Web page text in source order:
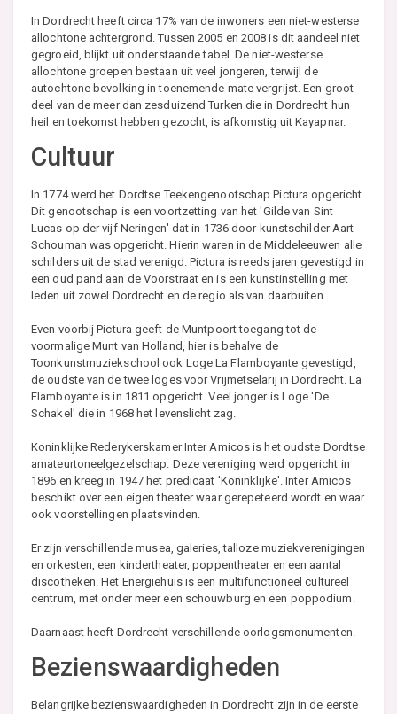
In Dordrecht heeft circa 17% van de inwoners een niet-westerse
allochtone achtergrond. Tussen 2005 en 2008 is dit aandeel niet
gegroeid, blijkt uit onderstaande tabel. De niet-westerse
allochtone groepen bestaan uit veel jongeren, terwijl de
autochtone bevolking in toenemende mate vergrijst. Een groot
deel van de meer dan zesduizend Turken die in Dordrecht hun
heil en toekomst hebben gezocht, is afkomstig uit Kayapnar.
Cultuur
In 1774 werd het Dordtse Teekengenootschap Pictura opgericht.
Dit genootschap is een voortzetting van het 'Gilde van Sint
Lucas op der vijf Neringen' dat in 1736 door kunstschilder Aart
Schouman was opgericht. Hierin waren in de Middeleeuwen alle
schilders uit de stad verenigd. Pictura is reeds jaren gevestigd in
een oud pand aan de Voorstraat en is een kunstinstelling met
leden uit zowel Dordrecht en de regio als van daarbuiten.
Even voorbij Pictura geeft de Muntpoort toegang tot de
voormalige Munt van Holland, hier is behalve de
Toonkunstmuziekschool ook Loge La Flamboyante gevestigd,
de oudste van de twee loges voor Vrijmetselarij in Dordrecht. La
Flamboyante is in 1811 opgericht. Veel jonger is Loge 'De
Schakel' die in 1968 het levenslicht zag.
Koninklijke Rederykerskamer Inter Amicos is het oudste Dordtse
amateurtoneelgezelschap. Deze vereniging werd opgericht in
1896 en kreeg in 1947 het predicaat 'Koninklijke'. Inter Amicos
beschikt over een eigen theater waar gerepeteerd wordt en waar
ook voorstellingen plaatsvinden.
Er zijn verschillende musea, galeries, talloze muziekverenigingen
en orkesten, een kindertheater, poppentheater en een aantal
discotheken. Het Energiehuis is een multifunctioneel cultureel
centrum, met onder meer een schouwburg en een poppodium.
Daarnaast heeft Dordrecht verschillende oorlogsmonumenten.
Bezienswaardigheden
Belangrijke bezienswaardigheden in Dordrecht zijn in de eerste